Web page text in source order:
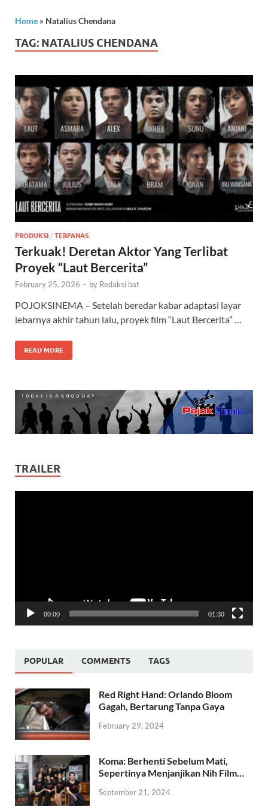
Home » Natalius Chendana
TAG: NATALIUS CHENDANA
PRODUKSI / TERPANAS
Terkuak! Deretan Aktor Yang Terlibat
Proyek “Laut Bercerita”
February 25, 2026 - by Redaksi bat
POJOKSINEMA – Setelah beredar kabar adaptasi layar
lebarnya akhir tahun lalu, proyek film “Laut Bercerita” …
READ MORE
TRAILER
00:00 01:30
POPULAR COMMENTS TAGS
Red Right Hand: Orlando Bloom
Gagah, Bertarung Tanpa Gaya
February 29, 2024
Koma: Berhenti Sebelum Mati,
Sepertinya Menjanjikan Nih Film…
September 21, 2024